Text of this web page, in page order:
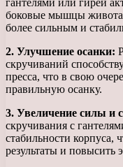
боковые мышцы живота,
более сильным и
2. Улучшение осанки:
скручиваний
пресса, что в свою
правильную осанку.
3. Увеличение силы и
скручивания с
стабильности корпуса,
результаты и повысить